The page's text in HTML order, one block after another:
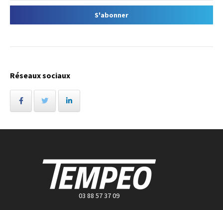
Réseaux sociaux
03 88 57 37 09